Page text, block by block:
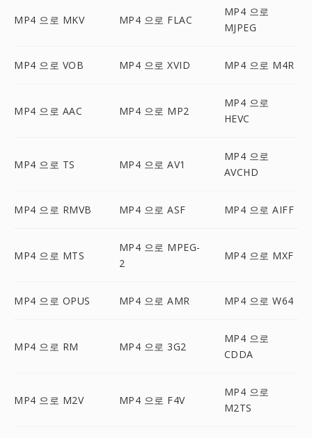
MP4 으로 MKV MP4 으로 FLAC
MP4 으로
MJPEG
MP4 으로 VOB MP4 으로 XVID MP4 으로 M4R
MP4 으로 AAC MP4 으로 MP2
MP4 으로
HEVC
MP4 으로 TS MP4 으로 AV1
MP4 으로
AVCHD
MP4 으로 RMVB MP4 으로 ASF MP4 으로 AIFF
MP4 으로 MTS
MP4 으로 MPEG-
2
MP4 으로 MXF
MP4 으로 OPUS MP4 으로 AMR MP4 으로 W64
MP4 으로 RM MP4 으로 3G2
MP4 으로
CDDA
MP4 으로 M2V MP4 으로 F4V
MP4 으로
M2TS